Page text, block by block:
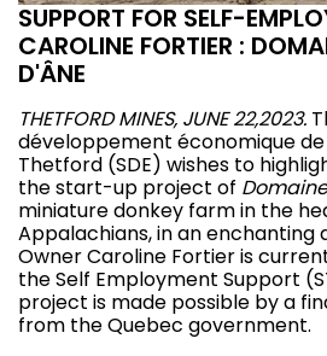
SUPPORT FOR SELF-
CAROLINE FORTIER :
D'ÂNE
THETFORD MINES, JUNE 22,2023.
développement économique
Thetford (SDE) wishes to
the start-up project of
miniature donkey farm in the
Appalachians, in an enchanting
Owner Caroline Fortier is
the Self Employment Support
project is made possible by a
from the Quebec government.